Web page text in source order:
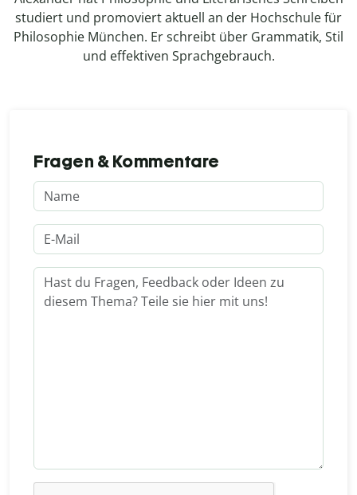
studiert und promoviert aktuell an der Hochschule für
Philosophie München. Er schreibt über Grammatik, Stil
und effektiven Sprachgebrauch.
Fragen & Kommentare